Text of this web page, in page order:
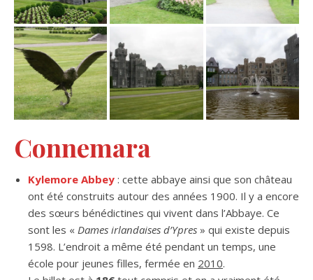
Connemara
Kylemore Abbey : cette abbaye ainsi que son château
ont été construits autour des années 1900. Il y a encore
des sœurs bénédictines qui vivent dans l’Abbaye. Ce
sont les « Dames irlandaises d’Ypres » qui existe depuis
1598. L’endroit a même été pendant un temps, une
école pour jeunes filles, fermée en 2010.